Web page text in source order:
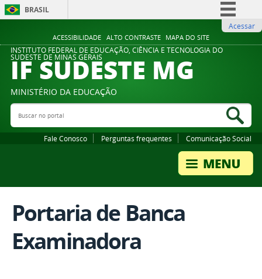
ACESSIBILIDADE ALTO CONTRASTE MAPA DO SITE
BRASIL
Comunica BR
Participe
Legislação
Acessar
INSTITUTO FEDERAL DE EDUCAÇÃO, CIÊNCIA E TECNOLOGIA DO
SUDESTE DE MINAS GERAIS
IF SUDESTE MG
MINISTÉRIO DA EDUCAÇÃO
Buscar no portal
Fale Conosco Perguntas frequentes Comunicação Social
Portaria de Banca
Examinadora